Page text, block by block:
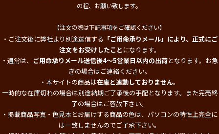
の程、お願い致します。
【注文の際は下記事項をご確認ください】
・ご注文後に弊社より別途送信する 「ご用命承りメール」により、正式にご
注文をお受けしたこと になります。
・通常は、 ご用命承りメール送信後4～5営業日以内の出荷となります。お急
ぎの場合はご連絡ください。
・本サイトの商品は在庫と連動しておりません。
一時的な在庫切れの場合は別途納期ご了承後の手配となります。また完売終
了の場合はご容赦下さい。
・掲載商品写真・色見本とお届けする商品の色は、パソコンの特性上完全に
は一致しませんのでご了承下さい。